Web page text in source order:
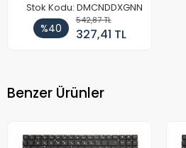
Stok Kodu: DMCNDDXGNN
%40
542,87 TL
327,41 TL
Benzer Ürünler